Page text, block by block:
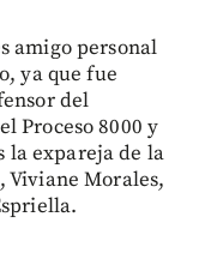
amigo personal
ya que fue
del
Proceso 8000 y
la expareja de la
Viviane Morales,